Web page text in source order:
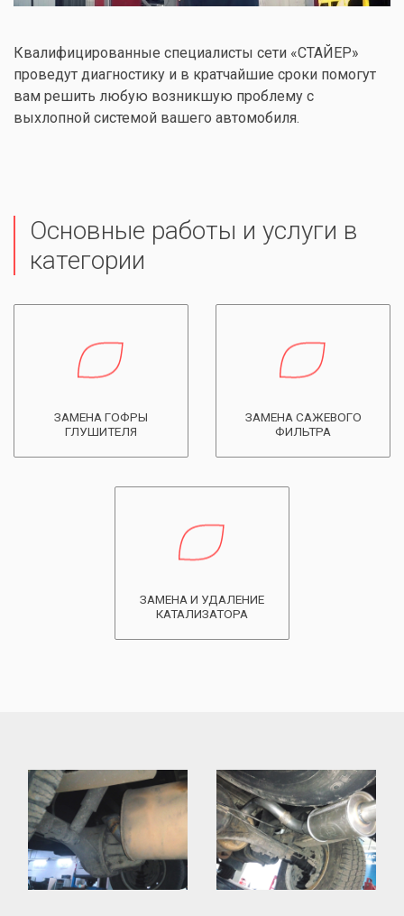
Квалифицированные специалисты сети «СТАЙЕР»
проведут диагностику и в кратчайшие сроки помогут
вам решить любую возникшую проблему с
выхлопной системой вашего автомобиля.
Основные работы и услуги в
категории
ЗАМЕНА ГОФРЫ
ГЛУШИТЕЛЯ
ЗАМЕНА САЖЕВОГО
ФИЛЬТРА
ЗАМЕНА И УДАЛЕНИЕ
КАТАЛИЗАТОРА